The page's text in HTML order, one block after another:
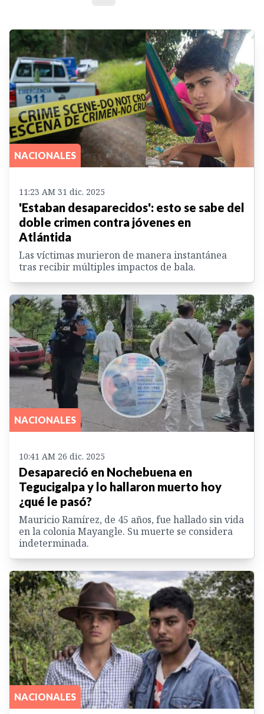
NACIONALES
11:23 AM 31 dic. 2025
'Estaban desaparecidos': esto se sabe del
doble crimen contra jóvenes en
Atlántida
Las víctimas murieron de manera instantánea
tras recibir múltiples impactos de bala.
NACIONALES
10:41 AM 26 dic. 2025
Desapareció en Nochebuena en
Tegucigalpa y lo hallaron muerto hoy
¿qué le pasó?
Mauricio Ramírez, de 45 años, fue hallado sin vida
en la colonia Mayangle. Su muerte se considera
indeterminada.
NACIONALES